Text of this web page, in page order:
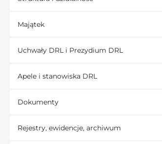
Majątek
Uchwały DRL i Prezydium DRL
Apele i stanowiska DRL
Dokumenty
Rejestry, ewidencje, archiwum